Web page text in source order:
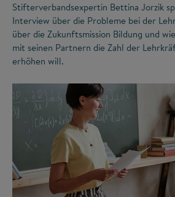
Stifterverbandsexpertin Bettina Jorzik
Interview über die Probleme bei der
über die Zukunftsmission Bildung und
mit seinen Partnern die Zahl der
erhöhen will.